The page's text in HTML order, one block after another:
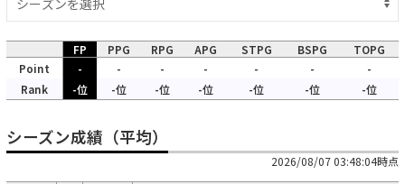
FP PPG RPG APG STPG BSPG
TOPG
Point
- - - - - -
-
Rank
-位 -位 -位 -位 -位 -位 -位
シーズン成績（平均）
2026/08/07 03:48:04時点